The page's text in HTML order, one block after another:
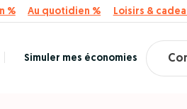
% Au quotidien % Loisirs &
Simuler mes économies